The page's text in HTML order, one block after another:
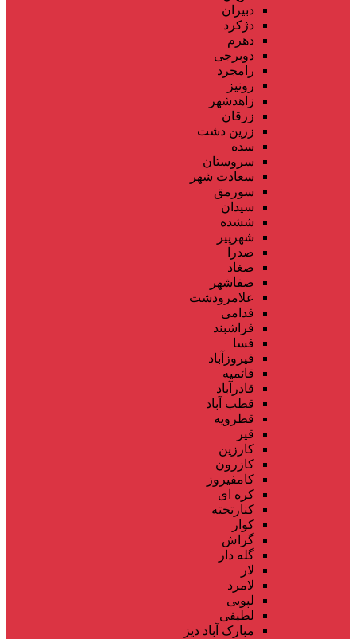
دبیران
دژکرد
دهرم
دوبرجی
رامجرد
رونیز
زاهدشهر
زرقان
زرین دشت
سده
سروستان
سعادت شهر
سورمق
سیدان
ششده
شهرپیر
صدرا
صغاد
صفاشهر
علامرودشت
فدامی
فراشبند
فسا
فیروزآباد
قائمیه
قادرآباد
قطب آباد
قطرویه
قیر
کارزین
کازرون
کامفیروز
کره ای
کنارتخته
کوار
گراش
گله دار
لار
لامرد
لپویی
لطیفی
مبارک آباد دیز